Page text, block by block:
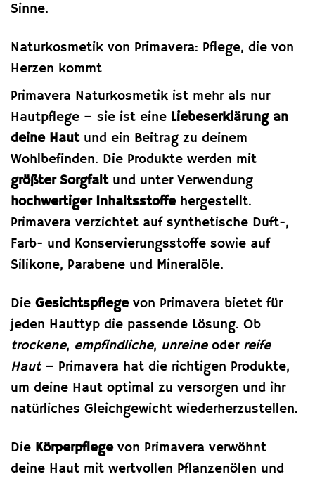
Sinne.
Naturkosmetik von Primavera: Pflege, die von
Herzen kommt
Primavera Naturkosmetik ist mehr als nur
Hautpflege – sie ist eine Liebeserklärung an
deine Hautund ein Beitrag zu deinem
Wohlbefinden. Die Produkte werden mit
größter Sorgfaltund unter Verwendung
hochwertiger Inhaltsstoffehergestellt.
Primavera verzichtet auf synthetische Duft-,
Farb- und Konservierungsstoffe sowie auf
Silikone, Parabene und Mineralöle.
Die Gesichtspflegevon Primavera bietet für
jeden Hauttyp die passende Lösung. Ob
trockene, empfindliche, unreineoder reife
Haut– Primavera hat die richtigen Produkte,
um deine Haut optimal zu versorgen und ihr
natürliches Gleichgewicht wiederherzustellen.
Die Körperpflegevon Primavera verwöhnt
deine Haut mit wertvollen Pflanzenölen und